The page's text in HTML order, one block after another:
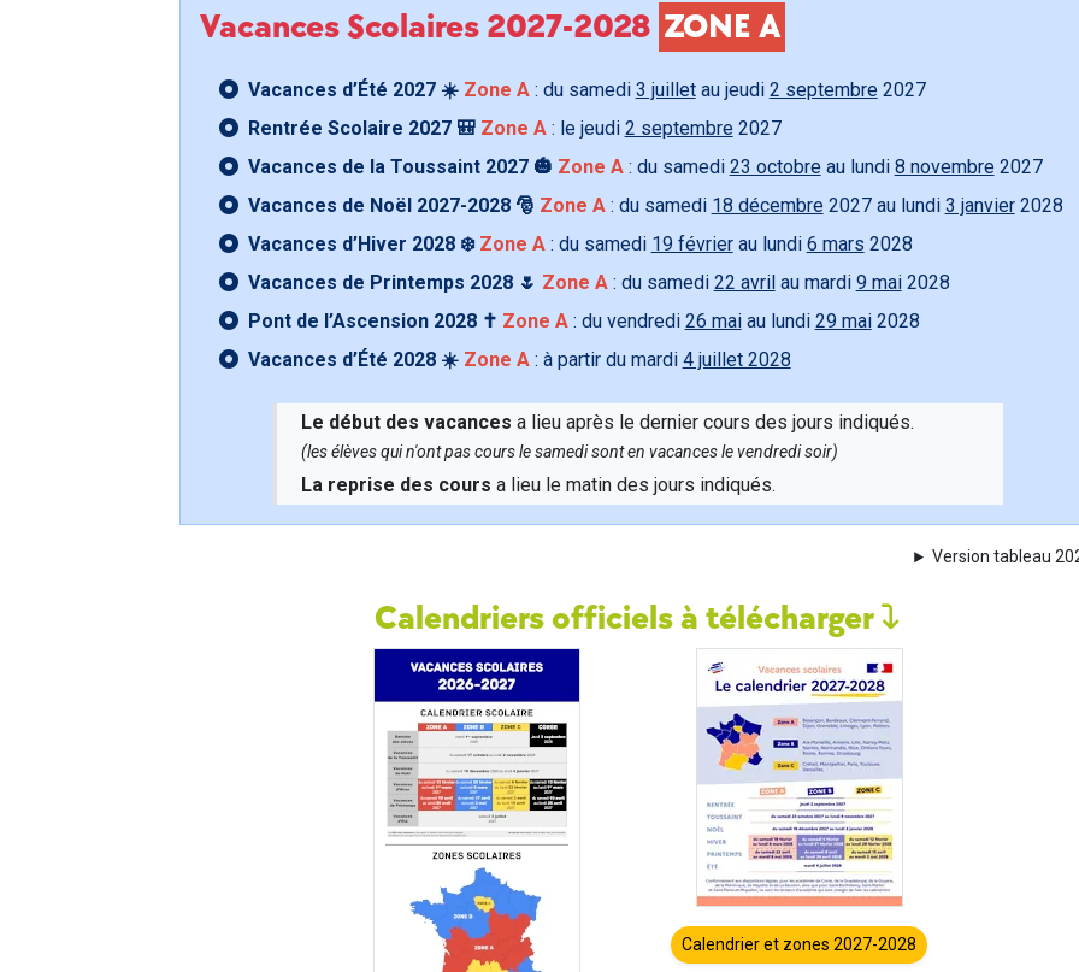
Vacances Scolaires 2027-2028 ZONE A
Vacances d’Été 2027 ☀️ Zone A: du samedi 3 juilletau jeudi 2 septembre 2027
Rentrée Scolaire 2027 🎒 Zone A: le jeudi 2 septembre 2027
Vacances de la Toussaint 2027 🎃 Zone A: du samedi 23 octobre au lundi 8 novembre 2027
Vacances de Noël 2027-2028 🎅 Zone A: du samedi 18 décembre 2027 au lundi 3 janvier2028
Vacances d’Hiver 2028 ❄️ Zone A: du samedi 19 févrierau lundi 6 mars 2028
Vacances de Printemps 2028 🌷 Zone A: du samedi 22 avril au mardi 9 mai2028
Pont de l’Ascension 2028 ✝️ Zone A: du vendredi 26 maiau lundi 29 mai2028
Vacances d’Été 2028 ☀️ Zone A: à partir du mardi 4 juillet 2028
Le début des vacances a lieu après le dernier cours des jours indiqués.
(les élèves qui n'ont pas cours le samedi sont en vacances le vendredi soir)
La reprise des cours a lieu le matin des jours indiqués.
Version tableau
Calendriers officiels à télécharger
Calendrier et zones 2027-2028